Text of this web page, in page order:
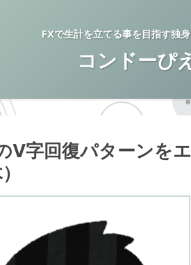
FXで生計を立てる事を目指す独
コンドーぴ
V字回復パターンを